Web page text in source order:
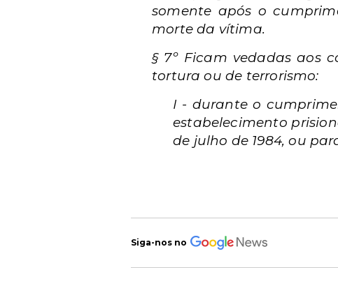
somente após o
morte da vítima.
§ 7º Ficam vedadas aos
tortura ou de terrorismo:
I - durante o
estabelecimento
de julho de 1984, ou
Siga-nos no